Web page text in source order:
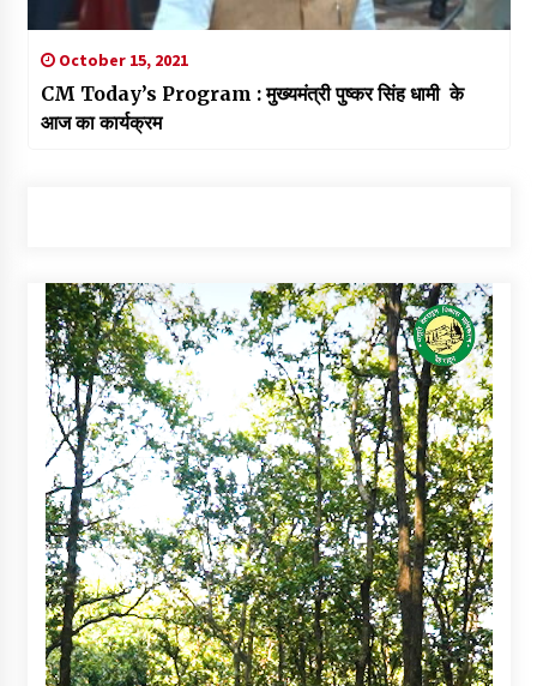
October 15, 2021
CM Today’s Program : मुख्यमंत्री पुष्कर सिंह धामी के
आज का कार्यक्रम